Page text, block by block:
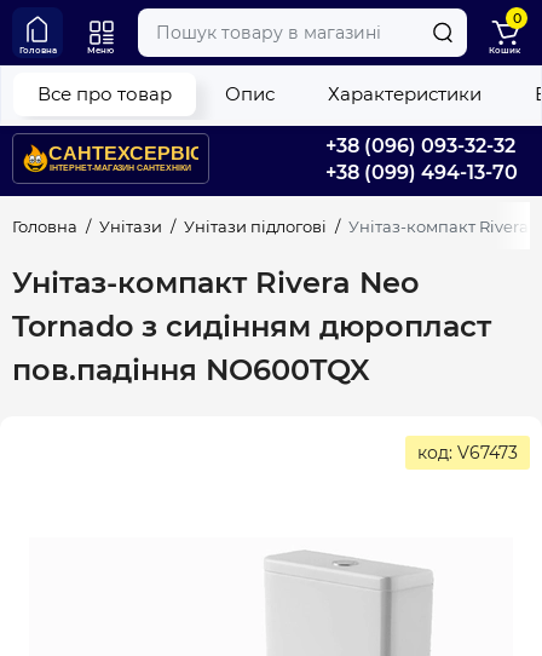
+38 (096) 093-32-32
+38 (099) 494-13-70
Головна Меню
0
Кошик
Головна Унітази Унітази підлогові Унітаз-компакт Rivera
Унітаз-компакт Rivera Neo
Tornado з сидінням дюропласт
пов.падіння NO600TQX
Все про товар Опис Характеристики
код: V67473